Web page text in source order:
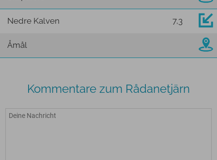
Nedre Kalven 7,3
Åmål
Kommentare zum Rådanetjärn